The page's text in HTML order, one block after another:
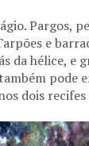
Pargos,
e
da hélice, e
pode
dois